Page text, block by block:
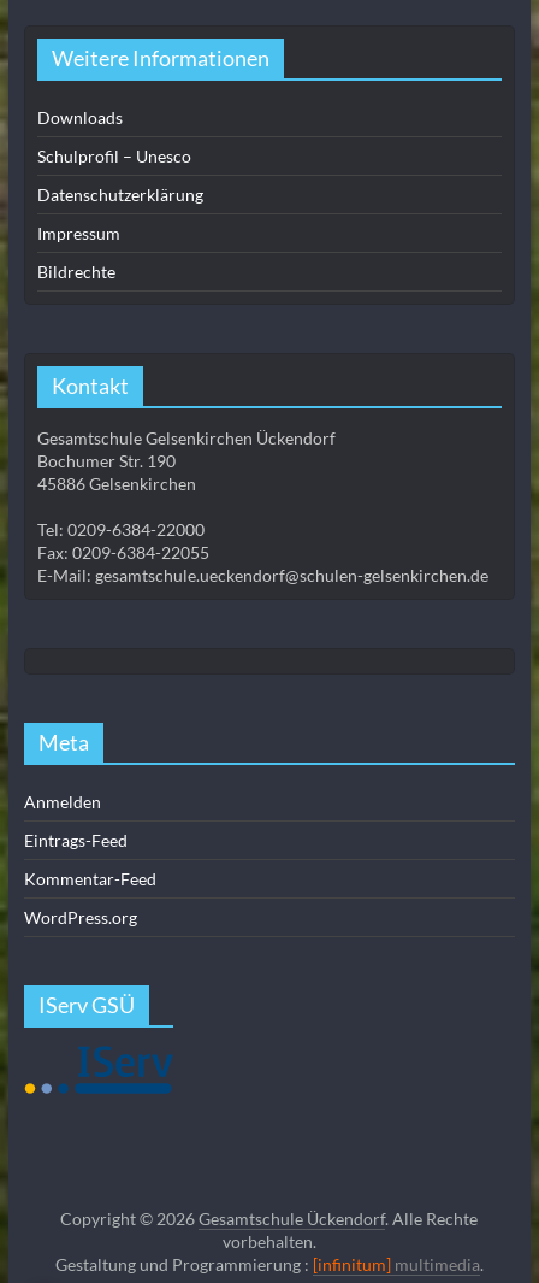
Weitere Informationen
Downloads
Schulprofil – Unesco
Datenschutzerklärung
Impressum
Bildrechte
Kontakt
Gesamtschule Gelsenkirchen Ückendorf
Bochumer Str. 190
45886 Gelsenkirchen
Tel: 0209-6384-22000
Fax: 0209-6384-22055
E-Mail: gesamtschule.ueckendorf@schulen-gelsenkirchen.de
Meta
Anmelden
Eintrags-Feed
Kommentar-Feed
WordPress.org
IServ GSÜ
Copyright © 2026Gesamtschule Ückendorf. Alle Rechte
vorbehalten.
Gestaltung und Programmierung : [infinitum] multimedia.